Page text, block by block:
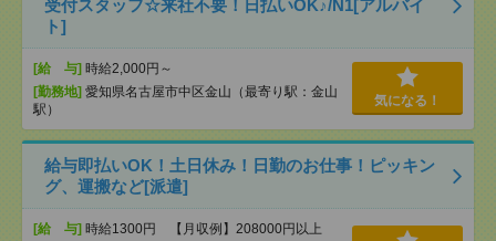
受付スタッフ☆来社不要！日払いOK♪/N1[アルバイ
ト]
[給 与] 時給2,000円～
[勤務地] 愛知県名古屋市中区金山（最寄り駅：金山
駅）
気になる！
給与即払いOK！土日休み！日勤のお仕事！ピッキン
グ、運搬など[派遣]
[給 与] 時給1300円 【月収例】208000円以上